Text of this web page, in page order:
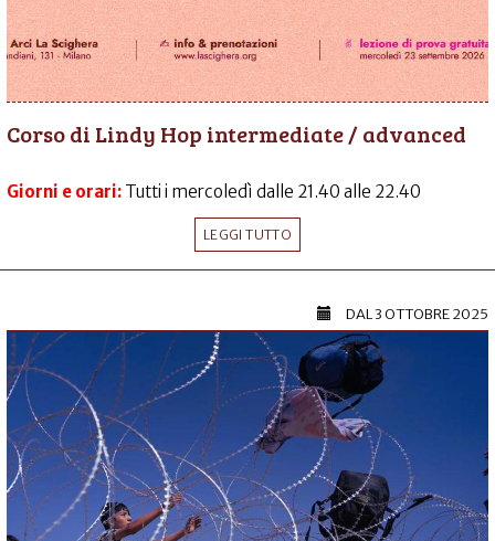
Corso di Lindy Hop intermediate / advanced
Giorni e orari: Tutti i mercoledì dalle 21.40 alle 22.40
LEGGI TUTTO
DAL3 OTTOBRE 2025